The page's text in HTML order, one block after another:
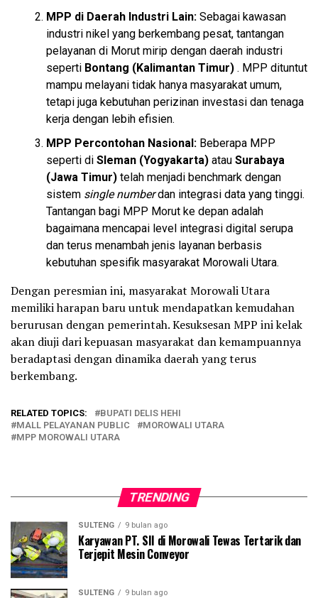
MPP di Daerah Industri Lain: Sebagai kawasan
industri nikel yang berkembang pesat, tantangan
pelayanan di Morut mirip dengan daerah industri
seperti Bontang (Kalimantan Timur) . MPP dituntut
mampu melayani tidak hanya masyarakat umum,
tetapi juga kebutuhan perizinan investasi dan tenaga
kerja dengan lebih efisien.
MPP Percontohan Nasional: Beberapa MPP
seperti di Sleman (Yogyakarta) atau Surabaya
(Jawa Timur) telah menjadi benchmark dengan
sistem single numberdan integrasi data yang tinggi.
Tantangan bagi MPP Morut ke depan adalah
bagaimana mencapai level integrasi digital serupa
dan terus menambah jenis layanan berbasis
kebutuhan spesifik masyarakat Morowali Utara.
Dengan peresmian ini, masyarakat Morowali Utara
memiliki harapan baru untuk mendapatkan kemudahan
berurusan dengan pemerintah. Kesuksesan MPP ini kelak
akan diuji dari kepuasan masyarakat dan kemampuannya
beradaptasi dengan dinamika daerah yang terus
berkembang.
RELATED TOPICS:
BUPATI DELIS HEHI
MALL PELAYANAN PUBLIC
MOROWALI UTARA
MPP MOROWALI UTARA
TRENDING
SULTENG 9 bulan ago
Karyawan PT. SII di Morowali Tewas Tertarik dan
Terjepit Mesin Conveyor
SULTENG 9 bulan ago